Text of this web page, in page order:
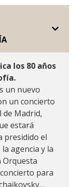
los 80 años
un nuevo
un concierto
Madrid,
estará
presidido el
agencia y la
para